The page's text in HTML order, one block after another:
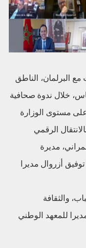
مع البرلمان، الناطق
خلال ندوة صحافية
مستوى الوزارة
الرقمي
مديرة
أزروال مديرا
والثقافة
للمعهد الوطني